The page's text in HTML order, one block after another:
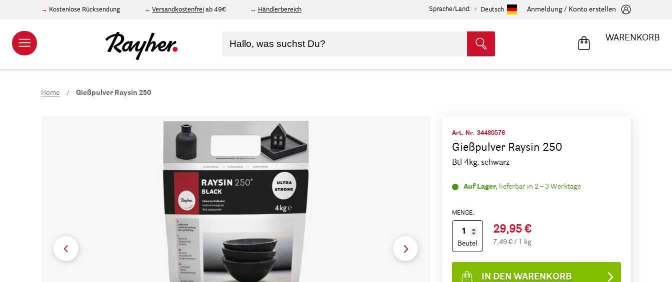
Kostenlose Rücksendung Versandkostenfrei ab 49€ Händlerbereich Sprache/Land: Deutsch Anmeldung / Konto erstellen
WARENKORB
Home Gießpulver Raysin 250
Art.-Nr. 34480576
Gießpulver Raysin 250
Btl 4kg, schwarz
Auf Lager, lieferbar in 2 – 3 Werktage
IN DEN WARENKORB
MENGE:
Beutel
29,95 €
7,49 € / 1 kg